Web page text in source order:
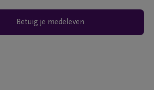
Betuig je medeleven